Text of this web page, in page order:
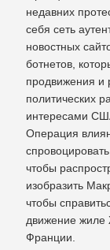
недавних
себя сеть
новостных
ботнетов,
продвижения и
политических
интересами
Операция
чтобы
изобразить
чтобы
движение
Франции.